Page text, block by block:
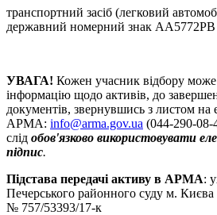
транспортний засіб (легковий
державний номерний знак АА5772РВ
УВАГА! Кожен учасник відбору може
інформацію щодо активів, до
документів, звернувшись з листом на
АРМА: info@arma.gov.ua (044-290-
слід обов'язково використовувати
підпис.
Підстава передачі активу в АРМА:
Печерського районного суду м. Києва
№ 757/53393/17-к